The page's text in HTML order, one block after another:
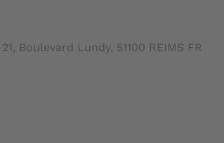
Boulevard Lundy, 51100 REIMS FR